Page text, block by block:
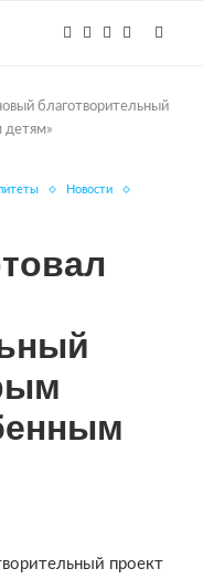
благотворительный
детям»
Новости
проект